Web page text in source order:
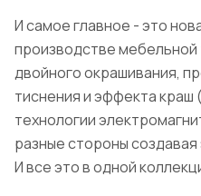
И самое главное - это
производстве мебельной
двойного окрашивания,
тиснения и эффекта
технологии
разные стороны
И все это в одной